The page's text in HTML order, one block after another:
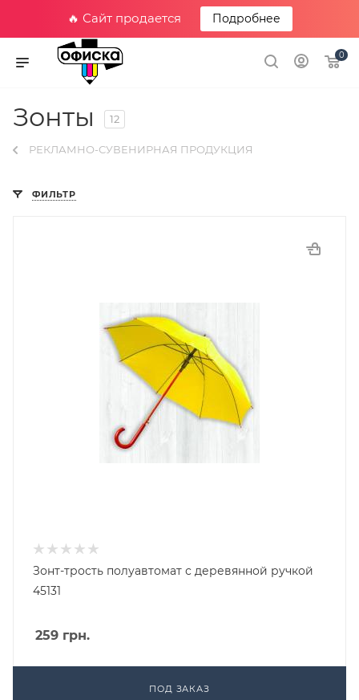
🔥 Сайт продается Подробнее
0
Зонты 12
РЕКЛАМНО-СУВЕНИРНАЯ ПРОДУКЦИЯ
ФИЛЬТР
Зонт-трость полуавтомат с деревянной ручкой
45131
259 грн.
ПОД ЗАКАЗ